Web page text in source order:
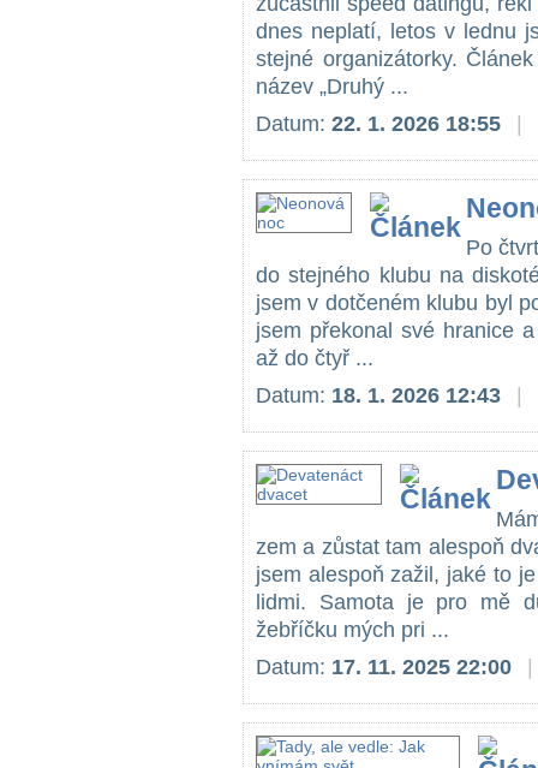
dnes neplatí, letos v lednu
stejné organizátorky.
název „Druhý ...
Datum: 22. 1. 2026 18:55
Po
do stejného klubu na
jsem v dotčeném klubu byl
jsem překonal své hranice
až do čtyř ...
Datum: 18. 1. 2026 12:43
zem a zůstat tam alespoň
jsem alespoň zažil, jaké to
lidmi. Samota je pro mě
žebříčku mých pri ...
Datum: 17. 11. 2025 22:00